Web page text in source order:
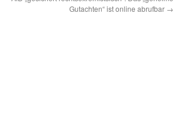
Gutachten“ ist online abrufbar →